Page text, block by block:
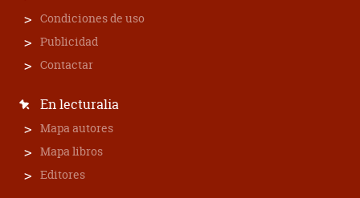
Condiciones de uso
Publicidad
Contactar
En lecturalia
Mapa autores
Mapa libros
Editores